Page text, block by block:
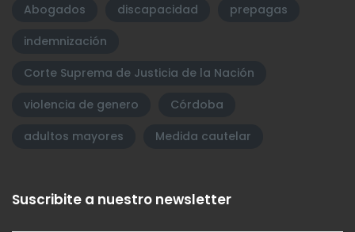
Abogados
discapacidad
prepagas
indemnización
Corte Suprema de Justicia de la Nación
violencia de genero
Córdoba
adultos mayores
Medida cautelar
Suscribite a nuestro newsletter